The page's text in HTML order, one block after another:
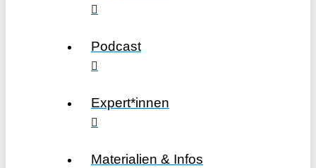
Podcast
Expert*innen
Materialien & Infos